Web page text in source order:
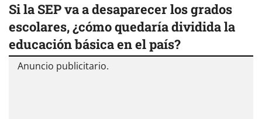
Si la SEP va a desaparecer los grados
escolares, ¿cómo quedaría dividida la
educación básica en el país?